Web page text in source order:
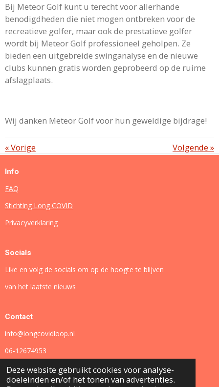
Deze website gebruikt cookies voor analyse-
doeleinden en/of het tonen van advertenties.
Bij Meteor Golf kunt u terecht voor allerhande
benodigdheden die niet mogen ontbreken voor de
recreatieve golfer, maar ook de prestatieve golfer
wordt bij Meteor Golf professioneel geholpen. Ze
bieden een uitgebreide swinganalyse en de nieuwe
clubs kunnen gratis worden geprobeerd op de ruime
afslagplaats.
Wij danken Meteor Golf voor hun geweldige bijdrage!
«Vorige Volgende»
Info
FAQ
Stichting Long COVID
Privacyverklaring
Socials
Like en volg de socials om op de hoogte te blijven
van het laatste nieuws
Contact
info@longcovidloop.nl
06-12674953